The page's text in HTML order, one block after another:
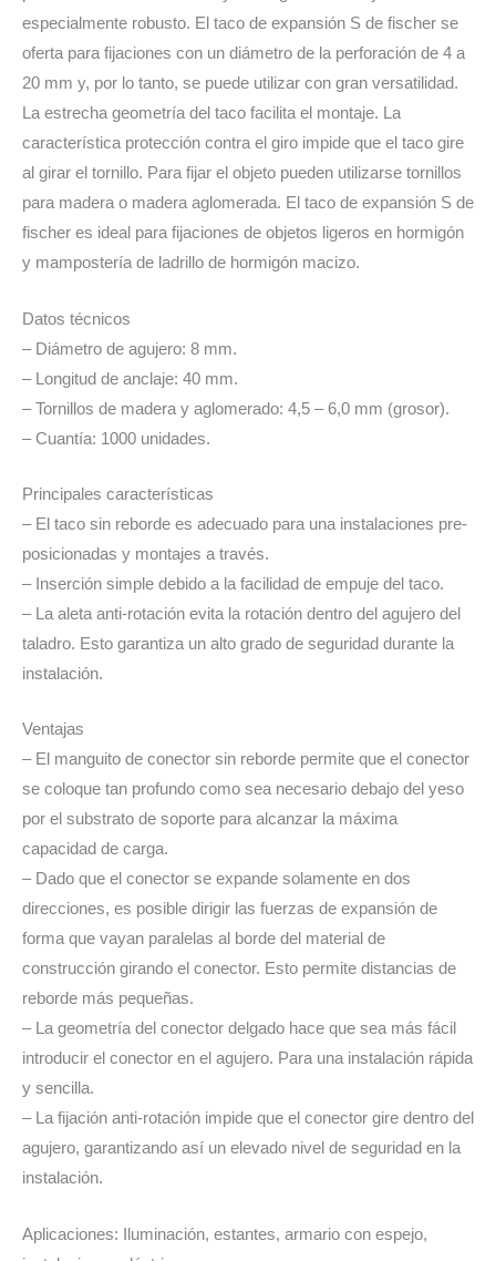
cantidad
especialmente robusto. El taco de expansión S de fischer se
oferta para fijaciones con un diámetro de la perforación de 4 a
20 mm y, por lo tanto, se puede utilizar con gran versatilidad.
La estrecha geometría del taco facilita el montaje. La
característica protección contra el giro impide que el taco gire
al girar el tornillo. Para fijar el objeto pueden utilizarse tornillos
para madera o madera aglomerada. El taco de expansión S de
fischer es ideal para fijaciones de objetos ligeros en hormigón
y mampostería de ladrillo de hormigón macizo.
Datos técnicos
– Diámetro de agujero: 8 mm.
– Longitud de anclaje: 40 mm.
– Tornillos de madera y aglomerado: 4,5 – 6,0 mm (grosor).
– Cuantía: 1000 unidades.
Principales características
– El taco sin reborde es adecuado para una instalaciones pre-
posicionadas y montajes a través.
– Inserción simple debido a la facilidad de empuje del taco.
– La aleta anti-rotación evita la rotación dentro del agujero del
taladro. Esto garantiza un alto grado de seguridad durante la
instalación.
Ventajas
– El manguito de conector sin reborde permite que el conector
se coloque tan profundo como sea necesario debajo del yeso
por el substrato de soporte para alcanzar la máxima
capacidad de carga.
– Dado que el conector se expande solamente en dos
direcciones, es posible dirigir las fuerzas de expansión de
forma que vayan paralelas al borde del material de
construcción girando el conector. Esto permite distancias de
reborde más pequeñas.
– La geometría del conector delgado hace que sea más fácil
introducir el conector en el agujero. Para una instalación rápida
y sencilla.
– La fijación anti-rotación impide que el conector gire dentro del
agujero, garantizando así un elevado nivel de seguridad en la
instalación.
Aplicaciones: Iluminación, estantes, armario con espejo,